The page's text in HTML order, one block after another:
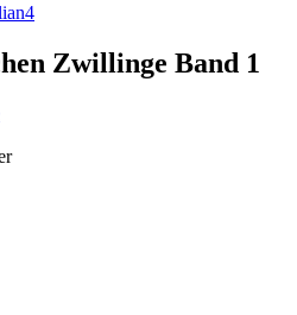
Zwillinge Band 1